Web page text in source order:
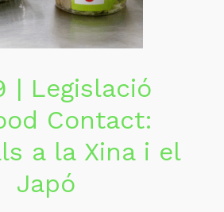
| Legislació
Contact:
a la Xina i el
Japó